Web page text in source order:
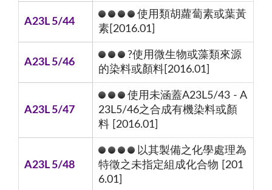
A23L 5/44
使用類胡蘿蔔素或葉黃
素[2016.01]
A23L 5/46
?使用微生物或藻類來源
的染料或顏料[2016.01]
A23L 5/47
使用未涵蓋A23L5/43 - A
23L5/46之合成有機染料或顏
料 [2016.01]
A23L 5/48
以其製備之化學處理為
特徵之未指定組成化合物 [201
6.01]